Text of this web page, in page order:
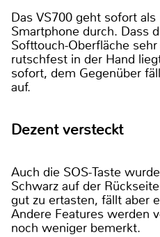
Das VS700 geht sofort
Smartphone durch. Dass
Softtouch-Oberfläche
rutschfest in der Hand
sofort, dem Gegenüber
auf.
Dezent versteckt
Auch die SOS-Taste
Schwarz auf der
gut zu ertasten, fällt aber
Andere Features werden
noch weniger bemerkt.